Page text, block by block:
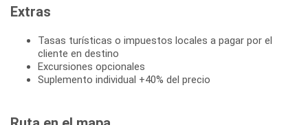
Extras
Tasas turísticas o impuestos locales a pagar por el
cliente en destino
Excursiones opcionales
Suplemento individual +40% del precio